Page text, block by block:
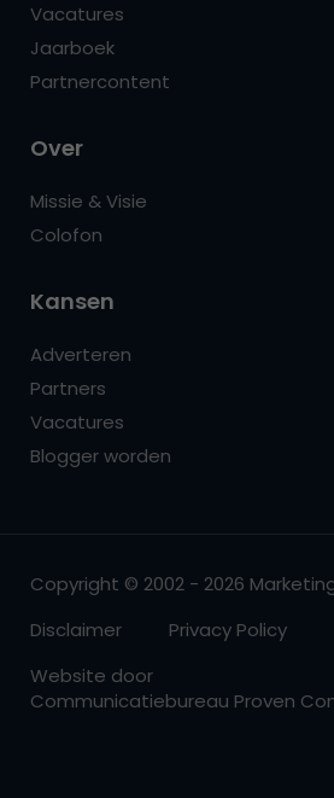
Vacatures
Jaarboek
Partnercontent
Over
Missie & Visie
Colofon
Kansen
Adverteren
Partners
Vacatures
Blogger worden
Copyright © 2002 - 2026
Disclaimer
Privacy Policy
Website door
Communicatiebureau Proven